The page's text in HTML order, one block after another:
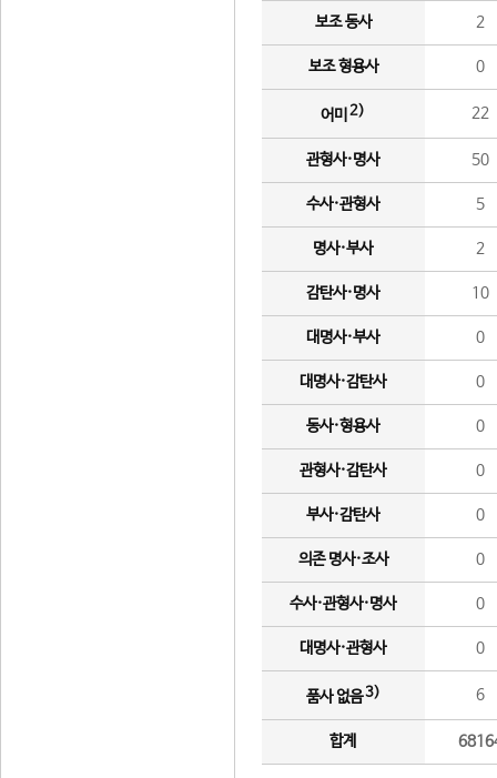
보조 동사 2
보조 형용사 0
어미 2) 22
관형사·명사 50
수사·관형사 5
명사·부사 2
감탄사·명사 10
대명사·부사 0
대명사·감탄사 0
동사·형용사 0
관형사·감탄사 0
부사·감탄사 0
의존 명사·조사 0
수사·관형사·명사 0
대명사·관형사 0
품사 없음3) 6
합계